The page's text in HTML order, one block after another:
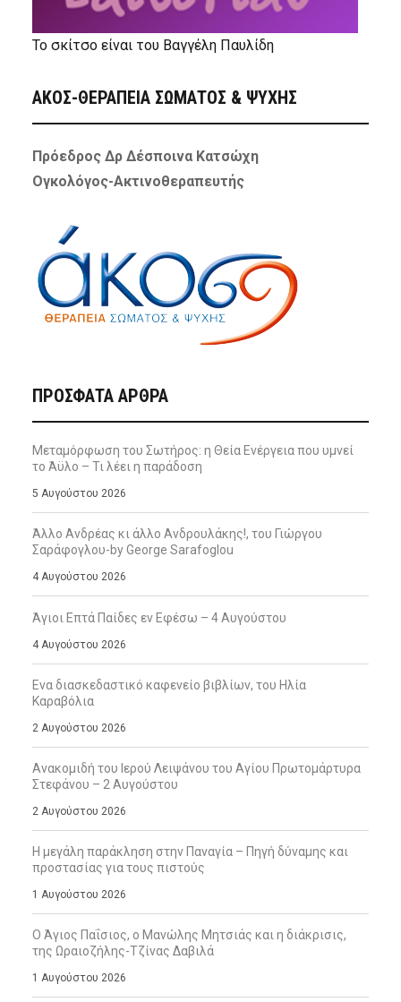
Το σκίτσο είναι του Βαγγέλη Παυλίδη
ΑΚΟΣ-ΘΕΡΑΠΕΙΑ ΣΩΜΑΤΟΣ & ΨΥΧΗΣ
Πρόεδρος Δρ Δέσποινα Κατσώχη
Ογκολόγος-Ακτινοθεραπευτής
ΠΡΌΣΦΑΤΑ ΆΡΘΡΑ
Μεταμόρφωση του Σωτήρος: η Θεία Ενέργεια που υμνεί
το Άϋλο – Τι λέει η παράδοση
5 Αυγούστου 2026
Άλλο Ανδρέας κι άλλο Ανδρουλάκης!, του Γιώργου
Σαράφογλου-by George Sarafoglou
4 Αυγούστου 2026
Άγιοι Επτά Παίδες εν Εφέσω – 4 Αυγούστου
4 Αυγούστου 2026
Ενα διασκεδαστικό καφενείο βιβλίων, του Ηλία
Καραβόλια
2 Αυγούστου 2026
Ανακομιδή του Ιερού Λειψάνου του Αγίου Πρωτομάρτυρα
Στεφάνου – 2 Αυγούστου
2 Αυγούστου 2026
Η μεγάλη παράκληση στην Παναγία – Πηγή δύναμης και
προστασίας για τους πιστούς
1 Αυγούστου 2026
Ο Άγιος Παΐσιος, ο Μανώλης Μητσιάς και η διάκρισις,
της Ωραιοζήλης-Τζίνας Δαβιλά
1 Αυγούστου 2026